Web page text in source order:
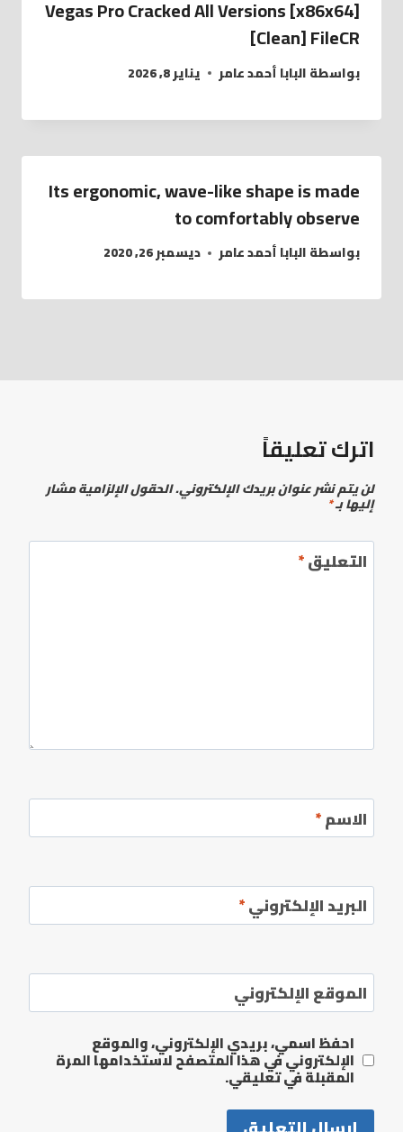
Vegas Pro Cracked All Versions [x86x64]
[Clean] FileCR
بواسطةالبابا أحمد عامر يناير 8, 2026
Its ergonomic, wave-like shape is made
to comfortably observe
بواسطةالبابا أحمد عامر ديسمبر 26, 2020
اترك تعليقاً
لن يتم نشر عنوان بريدك الإلكتروني.الحقول الإلزامية مشار
إليها بـ*
التعليق*
الاسم*
البريد الإلكتروني*
الموقع الإلكتروني
احفظ اسمي، بريدي الإلكتروني، والموقع
الإلكتروني في هذا المتصفح لاستخدامها المرة
المقبلة في تعليقي.